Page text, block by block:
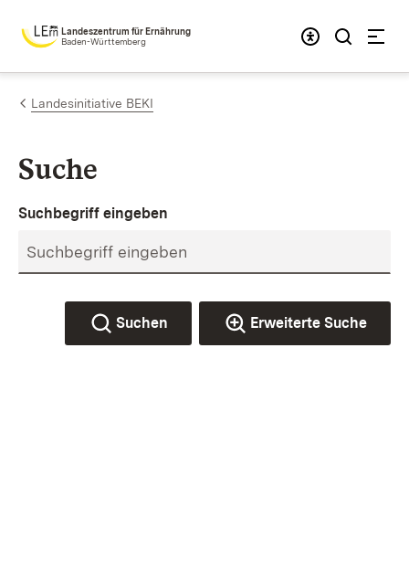
Zum Inhalt springen
Landeszentrum für Ernährung
Baden-Württemberg
Landesinitiative BEKI
Suche
Suchbegriff eingeben
Suchen Erweiterte Suche